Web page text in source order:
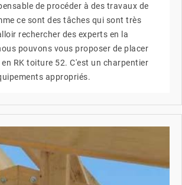
de procéder à des travaux de
ce sont des tâches qui sont très
rechercher des experts en la
pouvons vous proposer de placer
RK toiture 52. C'est un charpentier
appropriés.